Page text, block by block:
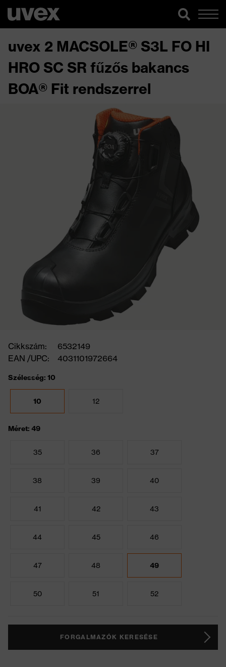
uvex 2 MACSOLE® S3L FO HI
HRO SC SR fűzős bakancs
BOA® Fit rendszerrel
Cikkszám:
6532149
EAN /UPC:
4031101972664
Szélesség: 10
10 12
Méret: 49
35 36 37
38 39 40
41 42 43
44 45 46
47 48 49
50 51 52
FORGALMAZÓK KERESÉSE